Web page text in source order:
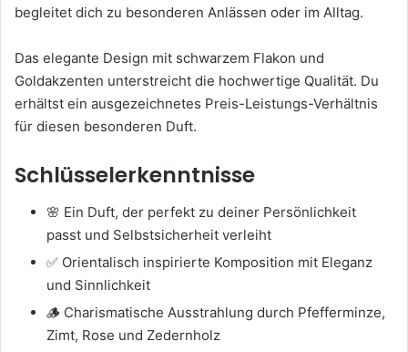
begleitet dich zu besonderen Anlässen oder im Alltag.
Das elegante Design mit schwarzem Flakon und
Goldakzenten unterstreicht die hochwertige Qualität. Du
erhältst ein ausgezeichnetes Preis-Leistungs-Verhältnis
für diesen besonderen Duft.
Schlüsselerkenntnisse
🌸 Ein Duft, der perfekt zu deiner Persönlichkeit
passt und Selbstsicherheit verleiht
✅ Orientalisch inspirierte Komposition mit Eleganz
und Sinnlichkeit
🪵 Charismatische Ausstrahlung durch Pfefferminze,
Zimt, Rose und Zedernholz